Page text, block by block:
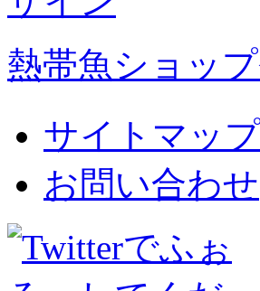
熱帯魚ショッ
サイトマップ
お問い合わせ